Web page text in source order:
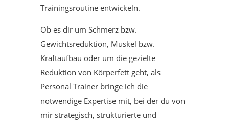
Trainingsroutine entwickeln.
Ob es dir um Schmerz bzw.
Gewichtsreduktion, Muskel bzw.
Kraftaufbau oder um die gezielte
Reduktion von Körperfett geht, als
Personal Trainer bringe ich die
notwendige Expertise mit, bei der du von
mir strategisch, strukturierte und